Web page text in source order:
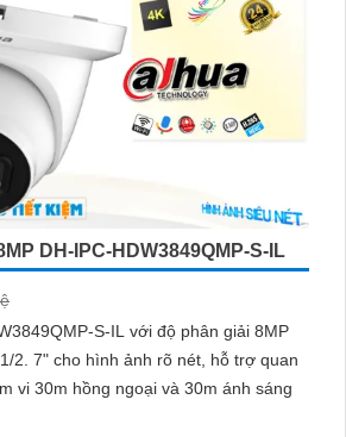
DH-IPC-HDW3849QMP-S-IL
S-IL với độ phân giải 8MP
2. 7" cho hình ảnh rõ nét, hỗ trợ quan
vi 30m hồng ngoại và 30m ánh sáng